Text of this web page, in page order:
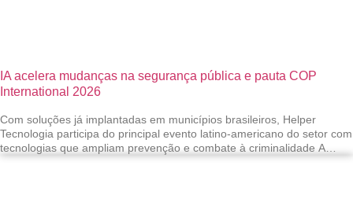
IA acelera mudanças na segurança pública e pauta COP
International 2026
Com soluções já implantadas em municípios brasileiros, Helper
Tecnologia participa do principal evento latino-americano do setor com
tecnologias que ampliam prevenção e combate à criminalidade A